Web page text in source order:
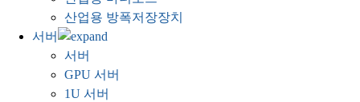
산업용 방폭저장장치
서버
서버
GPU 서버
1U 서버